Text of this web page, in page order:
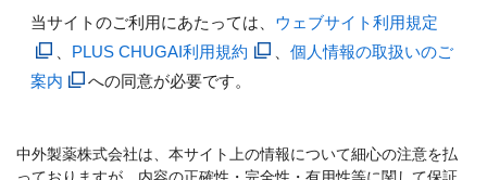
当サイトのご利用にあたっては、 ウェブサイト利用規定
PLUS CHUGAI利用規約
個人情報の取扱いのご
案内
への同意が必要です。
中外製薬株式会社は、本サイト上の情報について細心の注意を払
っておりますが、内容の正確性・完全性・有用性等に関して保証